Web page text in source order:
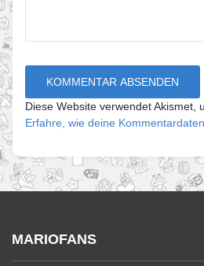
Diese Website verwendet Akismet,
Erfahre, wie deine
MARIOFANS